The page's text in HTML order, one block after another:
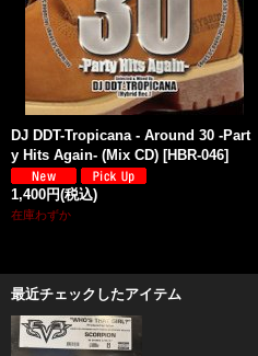
DJ DDT-Tropicana - Around 30 -Part
y Hits Again- (Mix CD) [HBR-046]
1,400円(税込)
在庫わずか
最近チェックしたアイテム